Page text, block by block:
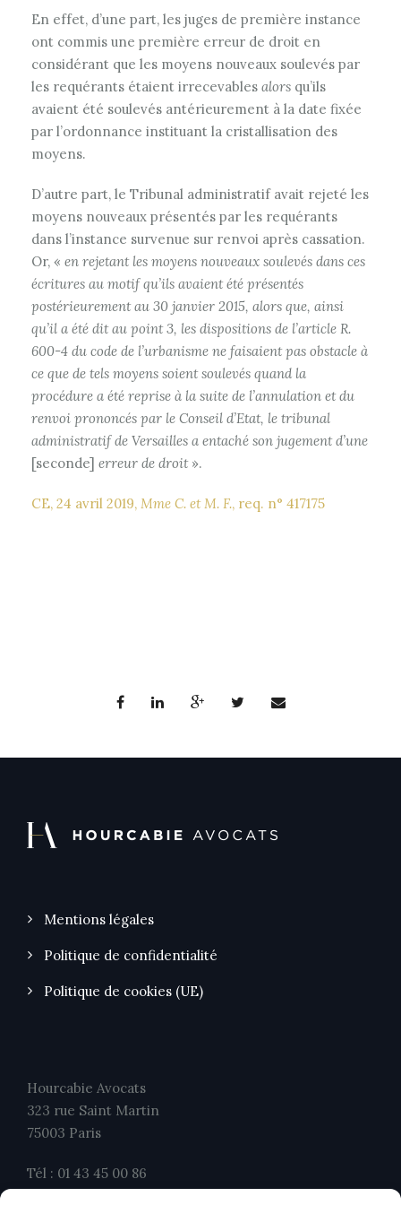
En effet, d’une part, les juges de première instance
ont commis une première erreur de droit en
considérant que les moyens nouveaux soulevés par
les requérants étaient irrecevables alors qu’ils
avaient été soulevés antérieurement à la date fixée
par l’ordonnance instituant la cristallisation des
moyens.
D’autre part, le Tribunal administratif avait rejeté les
moyens nouveaux présentés par les requérants
dans l’instance survenue sur renvoi après cassation.
Or, « en rejetant les moyens nouveaux soulevés dans ces
écritures au motif qu’ils avaient été présentés
postérieurement au 30 janvier 2015, alors que, ainsi
qu’il a été dit au point 3, les dispositions de l’article R.
600-4 du code de l’urbanisme ne faisaient pas obstacle à
ce que de tels moyens soient soulevés quand la
procédure a été reprise à la suite de l’annulation et du
renvoi prononcés par le Conseil d’Etat, le tribunal
administratif de Versailles a entaché son jugement d’une
[seconde] erreur de droit».
CE, 24 avril 2019, Mme C. et M. F., req. n° 417175
Mentions légales
Politique de confidentialité
Politique de cookies (UE)
Hourcabie Avocats
323 rue Saint Martin
75003 Paris
Tél : 01 43 45 00 86